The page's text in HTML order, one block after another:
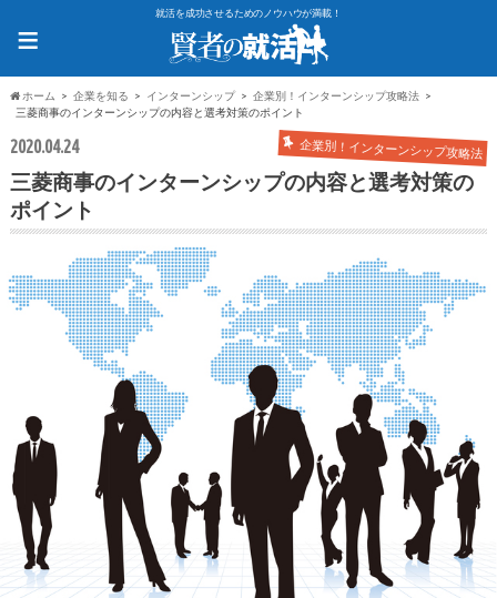
就活を成功させるためのノウハウが満載！
≡
ホーム 企業を知る インターンシップ
企業別！インターンシップ攻略法
三菱商事のインターンシップの内容と選考対策のポイント
2020.04.24 企業別！インターンシップ攻略法
三菱商事のインターンシップの内容と選考対策の
ポイント